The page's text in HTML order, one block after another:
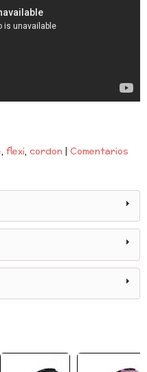
flexi cordon | Comentarios